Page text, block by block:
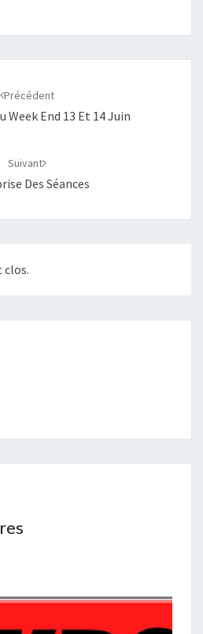
Précédent
Week End 13 Et 14 Juin
Suivant
Des Séances
clos.